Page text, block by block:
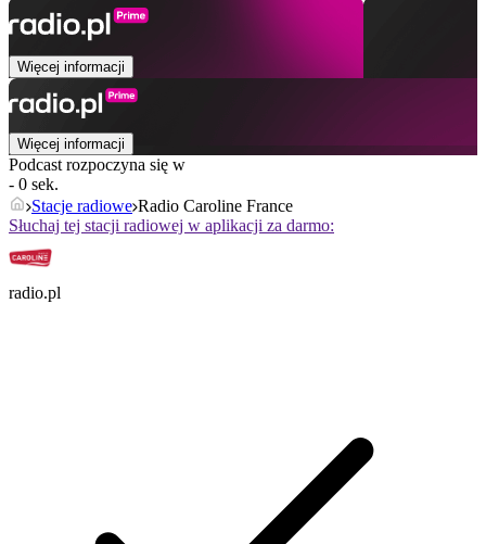
Więcej informacji
Więcej informacji
Podcast rozpoczyna się w
- 0 sek.
Stacje radiowe Radio Caroline France
Słuchaj tej stacji radiowej w aplikacji za darmo:
radio.pl